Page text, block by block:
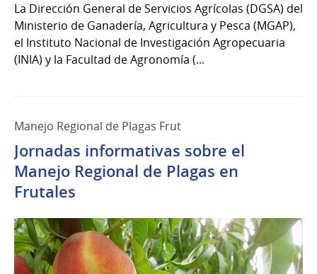
La Dirección General de Servicios Agrícolas (DGSA) del
Ministerio de Ganadería, Agricultura y Pesca (MGAP),
el Instituto Nacional de Investigación Agropecuaria
(INIA) y la Facultad de Agronomía (...
Manejo Regional de Plagas Frut
Jornadas informativas sobre el
Manejo Regional de Plagas en
Frutales